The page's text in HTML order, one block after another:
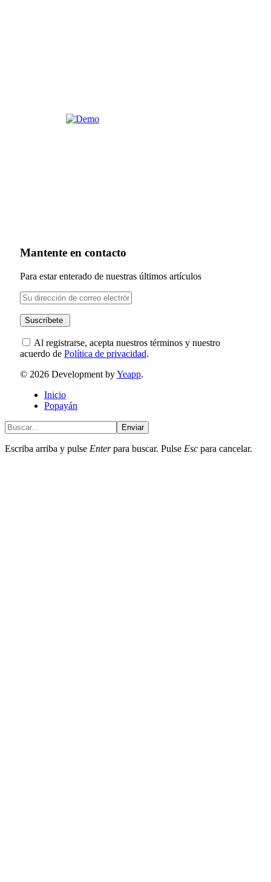
Mantente en contacto
Para estar enterado de nuestras últimos artículos
Al registrarse, acepta nuestros términos y nuestro
acuerdo de Política de privacidad.
© 2026 Development byYeapp.
Inicio
Popayán
Enviar
Escriba arriba y pulse Enterpara buscar. Pulse Esc para cancelar.